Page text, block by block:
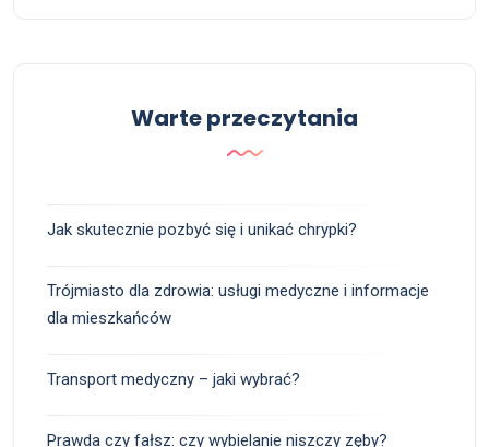
Warte przeczytania
Jak skutecznie pozbyć się i unikać chrypki?
Trójmiasto dla zdrowia: usługi medyczne i informacje
dla mieszkańców
Transport medyczny – jaki wybrać?
Prawda czy fałsz: czy wybielanie niszczy zęby?